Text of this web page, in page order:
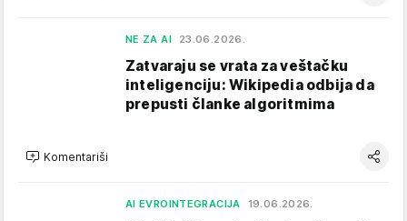
NE ZA AI 23.06.2026.
Zatvaraju se vrata za veštačku
inteligenciju: Wikipedia odbija da
prepusti članke algoritmima
Komentariši
AI EVROINTEGRACIJA 19.06.2026.